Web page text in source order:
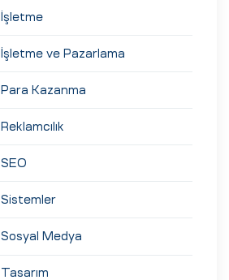
İşletme
İşletme ve Pazarlama
Para Kazanma
Reklamcılık
SEO
Sistemler
Sosyal Medya
Tasarım